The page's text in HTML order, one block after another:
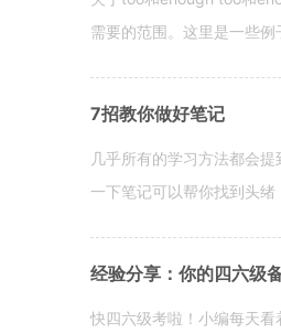
需要的范围。这里是一些
7招教你做好笔记
几乎所有的学习方法都会
一下笔记可以帮你找到头绪
经验分享：你的四六级
快四六级考啦！小编每天